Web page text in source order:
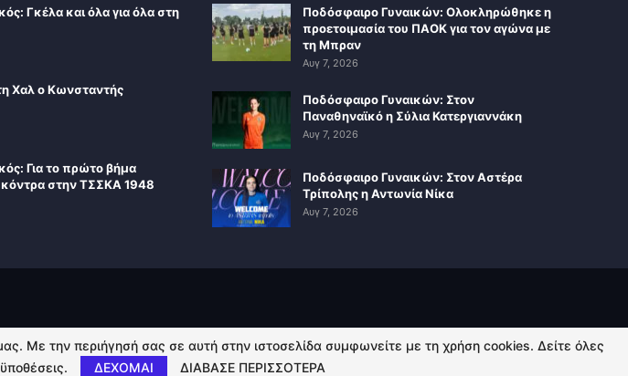
Γκέλα και όλα για όλα στη
Χαλ ο Κωνσταντής
Για το πρώτο βήμα
στην ΤΣΣΚΑ 1948
Ποδόσφαιρο Γυναικών: Ολοκληρώθηκε η
προετοιμασία του ΠΑΟΚ για τον αγώνα με
τη Μπραν
Αυγ 7, 2026
Ποδόσφαιρο Γυναικών: Στον
Παναθηναϊκό η Σύλια Κατεργιαννάκη
Αυγ 7, 2026
Ποδόσφαιρο Γυναικών: Στον Αστέρα
Τρίπολης η Αντωνία Νίκα
Αυγ 7, 2026
Με την περιήγησή σας σε αυτή στην ιστοσελίδα συμφωνείτε με τη χρήση cookies. Δείτε όλες
ΔΕΧΟΜΑΙ ΔΙΑΒΑΣΕ ΠΕΡΙΣΣΟΤΕΡΑ